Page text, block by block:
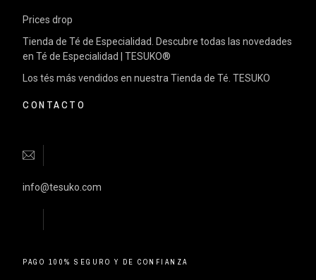
Prices drop
Tienda de Té de Especialidad. Descubre todas las novedades
en Té de Especialidad | TESUKO®
Los tés más vendidos en nuestra Tienda de Té. TESUKO
CONTACTO
info@tesuko.com
PAGO 100% SEGURO Y DE CONFIANZA